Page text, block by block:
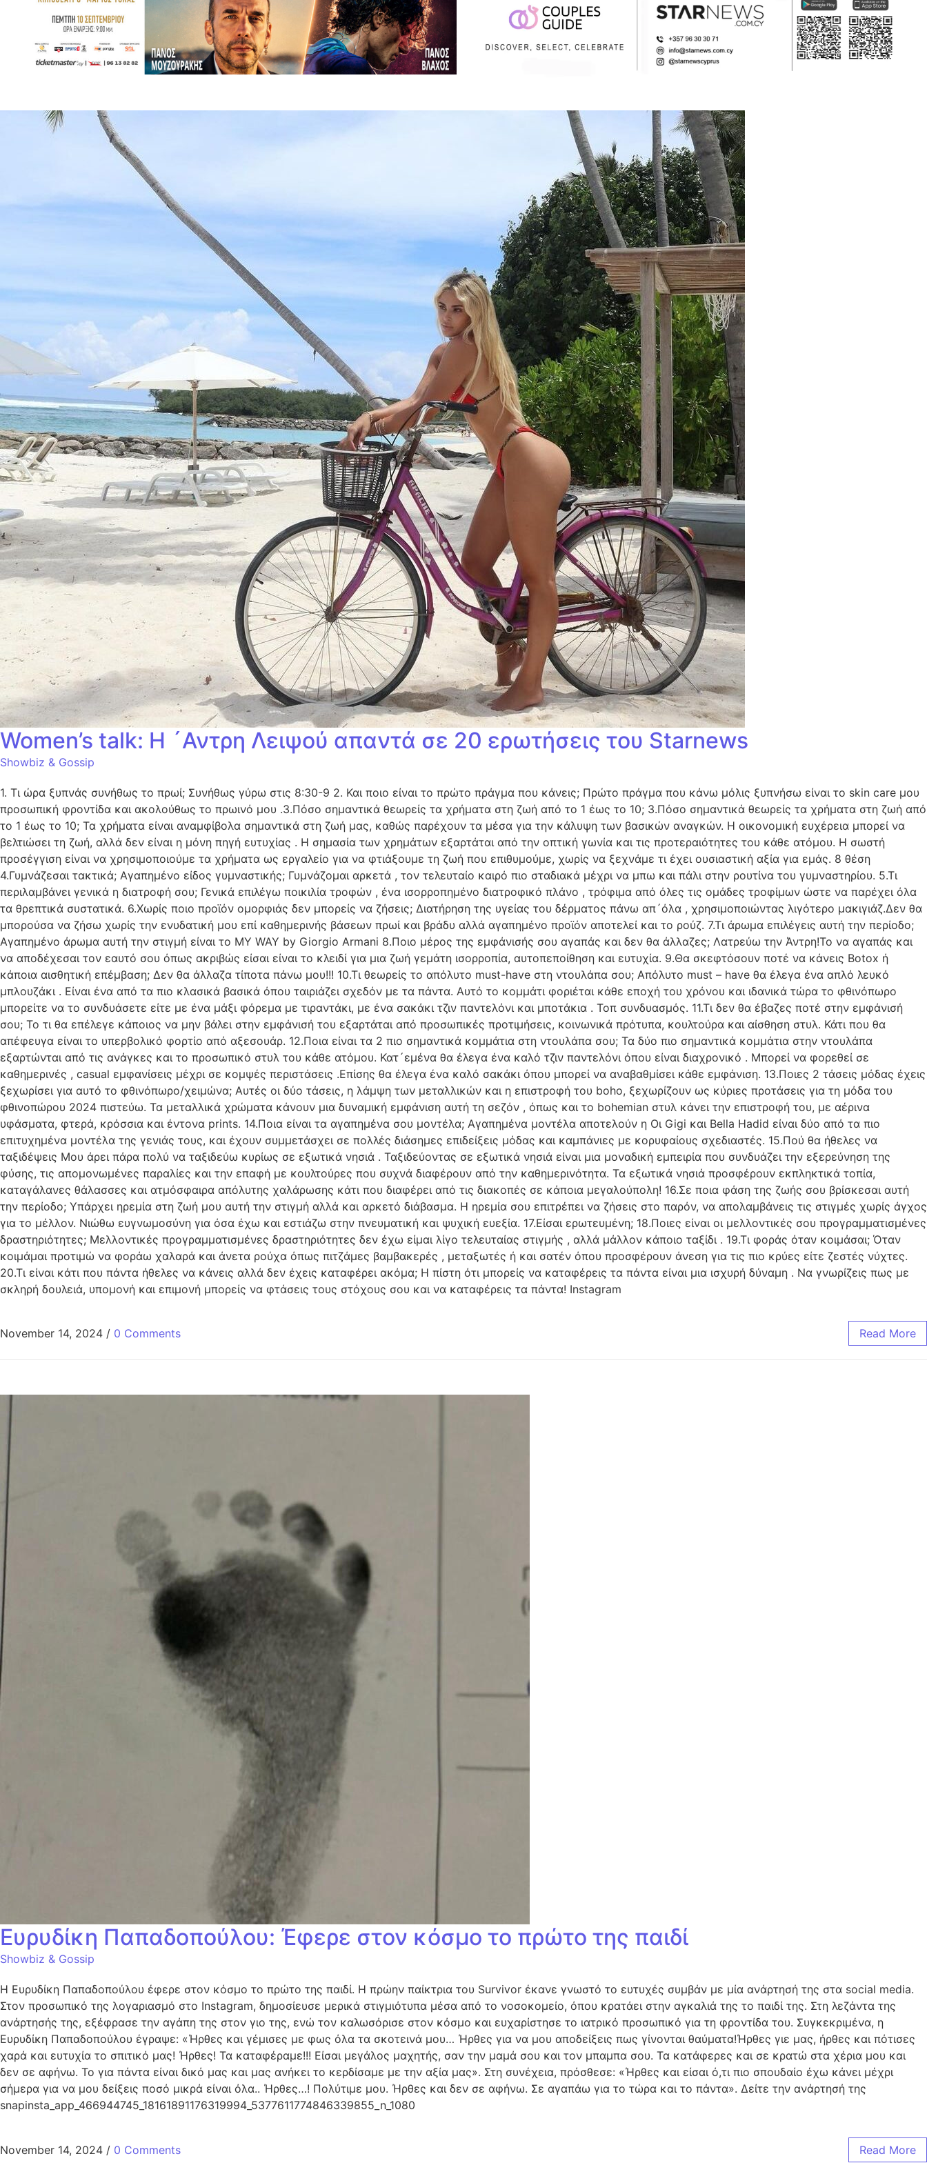
Women’s talk: Η ´Αντρη Λειψού απαντά σε 20 ερωτήσεις του Starnews
Showbiz & Gossip
1. Τι ώρα ξυπνάς συνήθως το πρωί; Συνήθως γύρω στις 8:30-9 2. Και ποιο είναι το πρώτο πράγμα που κάνεις; Πρώτο πράγμα που κάνω μόλις ξυπνήσω είναι το skin care μου
προσωπική φροντίδα και ακολούθως το πρωινό μου .3.Πόσο σημαντικά θεωρείς τα χρήματα στη ζωή από το 1 έως το 10; 3.Πόσο σημαντικά θεωρείς τα χρήματα στη ζωή από
το 1 έως το 10; Τα χρήματα είναι αναμφίβολα σημαντικά στη ζωή μας, καθώς παρέχουν τα μέσα για την κάλυψη των βασικών αναγκών. Η οικονομική ευχέρεια μπορεί να
βελτιώσει τη ζωή, αλλά δεν είναι η μόνη πηγή ευτυχίας . Η σημασία των χρημάτων εξαρτάται από την οπτική γωνία και τις προτεραιότητες του κάθε ατόμου. Η σωστή
προσέγγιση είναι να χρησιμοποιούμε τα χρήματα ως εργαλείο για να φτιάξουμε τη ζωή που επιθυμούμε, χωρίς να ξεχνάμε τι έχει ουσιαστική αξία για εμάς. 8 θέση
4.Γυμνάζεσαι τακτικά; Αγαπημένο είδος γυμναστικής; Γυμνάζομαι αρκετά , τον τελευταίο καιρό πιο σταδιακά μέχρι να μπω και πάλι στην ρουτίνα του γυμναστηρίου. 5.Τι
περιλαμβάνει γενικά η διατροφή σου; Γενικά επιλέγω ποικιλία τροφών , ένα ισορροπημένο διατροφικό πλάνο , τρόφιμα από όλες τις ομάδες τροφίμων ώστε να παρέχει όλα
τα θρεπτικά συστατικά. 6.Χωρίς ποιο προϊόν ομορφιάς δεν μπορείς να ζήσεις; Διατήρηση της υγείας του δέρματος πάνω απ´όλα , χρησιμοποιώντας λιγότερο μακιγιάζ.Δεν θα
μπορούσα να ζήσω χωρίς την ενυδατική μου επί καθημερινής βάσεων πρωί και βράδυ αλλά αγαπημένο προϊόν αποτελεί και το ρούζ. 7.Τι άρωμα επιλέγεις αυτή την περίοδο;
Αγαπημένο άρωμα αυτή την στιγμή είναι το MY WAY by Giorgio Armani 8.Ποιο μέρος της εμφάνισής σου αγαπάς και δεν θα άλλαζες; Λατρεύω την Άντρη!Το να αγαπάς και
να αποδέχεσαι τον εαυτό σου όπως ακριβώς είσαι είναι το κλειδί για μια ζωή γεμάτη ισορροπία, αυτοπεποίθηση και ευτυχία. 9.Θα σκεφτόσουν ποτέ να κάνεις Botox ή
κάποια αισθητική επέμβαση; Δεν θα άλλαζα τίποτα πάνω μου!!! 10.Τι θεωρείς το απόλυτο must-have στη ντουλάπα σου; Απόλυτο must – have θα έλεγα ένα απλό λευκό
μπλουζάκι . Είναι ένα από τα πιο κλασικά βασικά όπου ταιριάζει σχεδόν με τα πάντα. Αυτό το κομμάτι φοριέται κάθε εποχή του χρόνου και ιδανικά τώρα το φθινόπωρο
μπορείτε να το συνδυάσετε είτε με ένα μάξι φόρεμα με τιραντάκι, με ένα σακάκι τζιν παντελόνι και μποτάκια . Τοπ συνδυασμός. 11.Τι δεν θα έβαζες ποτέ στην εμφάνισή
σου; Το τι θα επέλεγε κάποιος να μην βάλει στην εμφάνισή του εξαρτάται από προσωπικές προτιμήσεις, κοινωνικά πρότυπα, κουλτούρα και αίσθηση στυλ. Κάτι που θα
απέφευγα είναι το υπερβολικό φορτίο από αξεσουάρ. 12.Ποια είναι τα 2 πιο σημαντικά κομμάτια στη ντουλάπα σου; Τα δύο πιο σημαντικά κομμάτια στην ντουλάπα
εξαρτώνται από τις ανάγκες και το προσωπικό στυλ του κάθε ατόμου. Κατ´εμένα θα έλεγα ένα καλό τζιν παντελόνι όπου είναι διαχρονικό . Μπορεί να φορεθεί σε
καθημερινές , casual εμφανίσεις μέχρι σε κομψές περιστάσεις .Επίσης θα έλεγα ένα καλό σακάκι όπου μπορεί να αναβαθμίσει κάθε εμφάνιση. 13.Ποιες 2 τάσεις μόδας έχεις
ξεχωρίσει για αυτό το φθινόπωρο/χειμώνα; Αυτές οι δύο τάσεις, η λάμψη των μεταλλικών και η επιστροφή του boho, ξεχωρίζουν ως κύριες προτάσεις για τη μόδα του
φθινοπώρου 2024 πιστεύω. Τα μεταλλικά χρώματα κάνουν μια δυναμική εμφάνιση αυτή τη σεζόν , όπως και το bohemian στυλ κάνει την επιστροφή του, με αέρινα
υφάσματα, φτερά, κρόσσια και έντονα prints. 14.Ποια είναι τα αγαπημένα σου μοντέλα; Αγαπημένα μοντέλα αποτελούν η Οι Gigi και Bella Hadid είναι δύο από τα πιο
επιτυχημένα μοντέλα της γενιάς τους, και έχουν συμμετάσχει σε πολλές διάσημες επιδείξεις μόδας και καμπάνιες με κορυφαίους σχεδιαστές. 15.Πού θα ήθελες να
ταξιδέψεις Μου άρει πάρα πολύ να ταξιδεύω κυρίως σε εξωτικά νησιά . Ταξιδεύοντας σε εξωτικά νησιά είναι μια μοναδική εμπειρία που συνδυάζει την εξερεύνηση της
φύσης, τις απομονωμένες παραλίες και την επαφή με κουλτούρες που συχνά διαφέρουν από την καθημερινότητα. Τα εξωτικά νησιά προσφέρουν εκπληκτικά τοπία,
καταγάλανες θάλασσες και ατμόσφαιρα απόλυτης χαλάρωσης κάτι που διαφέρει από τις διακοπές σε κάποια μεγαλούπολη! 16.Σε ποια φάση της ζωής σου βρίσκεσαι αυτή
την περίοδο; Yπάρχει ηρεμία στη ζωή μου αυτή την στιγμή αλλά και αρκετό διάβασμα. Η ηρεμία σου επιτρέπει να ζήσεις στο παρόν, να απολαμβάνεις τις στιγμές χωρίς άγχος
για το μέλλον. Νιώθω ευγνωμοσύνη για όσα έχω και εστιάζω στην πνευματική και ψυχική ευεξία. 17.Είσαι ερωτευμένη; 18.Ποιες είναι οι μελλοντικές σου προγραμματισμένες
δραστηριότητες; Μελλοντικές προγραμματισμένες δραστηριότητες δεν έχω είμαι λίγο τελευταίας στιγμής , αλλά μάλλον κάποιο ταξίδι . 19.Τι φοράς όταν κοιμάσαι; Όταν
κοιμάμαι προτιμώ να φοράω χαλαρά και άνετα ρούχα όπως πιτζάμες βαμβακερές , μεταξωτές ή και σατέν όπου προσφέρουν άνεση για τις πιο κρύες είτε ζεστές νύχτες.
20.Τι είναι κάτι που πάντα ήθελες να κάνεις αλλά δεν έχεις καταφέρει ακόμα; Η πίστη ότι μπορείς να καταφέρεις τα πάντα είναι μια ισχυρή δύναμη . Να γνωρίζεις πως με
σκληρή δουλειά, υπομονή και επιμονή μπορείς να φτάσεις τους στόχους σου και να καταφέρεις τα πάντα! Instagram
November 14, 2024 / 0 Comments Read More
Ευρυδίκη Παπαδοπούλου: Έφερε στον κόσμο το πρώτο της παιδί
Showbiz & Gossip
Η Ευρυδίκη Παπαδοπούλου έφερε στον κόσμο το πρώτο της παιδί. Η πρώην παίκτρια του Survivor έκανε γνωστό το ευτυχές συμβάν με μία ανάρτησή της στα social media.
Στον προσωπικό της λογαριασμό στο Instagram, δημοσίευσε μερικά στιγμιότυπα μέσα από το νοσοκομείο, όπου κρατάει στην αγκαλιά της το παιδί της. Στη λεζάντα της
ανάρτησής της, εξέφρασε την αγάπη της στον γιο της, ενώ τον καλωσόρισε στον κόσμο και ευχαρίστησε το ιατρικό προσωπικό για τη φροντίδα του. Συγκεκριμένα, η
Ευρυδίκη Παπαδοπούλου έγραψε: «Ήρθες και γέμισες με φως όλα τα σκοτεινά μου… Ήρθες για να μου αποδείξεις πως γίνονται θαύματα!Ήρθες γιε μας, ήρθες και πότισες
χαρά και ευτυχία το σπιτικό μας! Ήρθες! Τα καταφέραμε!!! Είσαι μεγάλος μαχητής, σαν την μαμά σου και τον μπαμπα σου. Τα κατάφερες και σε κρατώ στα χέρια μου και
δεν σε αφήνω. Το για πάντα είναι δικό μας και μας ανήκει το κερδίσαμε με την αξία μας». Στη συνέχεια, πρόσθεσε: «Ήρθες και είσαι ό,τι πιο σπουδαίο έχω κάνει μέχρι
σήμερα για να μου δείξεις ποσό μικρά είναι όλα.. Ήρθες…! Πολύτιμε μου. Ήρθες και δεν σε αφήνω. Σε αγαπάω για το τώρα και το πάντα». Δείτε την ανάρτησή της
snapinsta_app_466944745_18161891176319994_5377611774846339855_n_1080
November 14, 2024 / 0 Comments Read More